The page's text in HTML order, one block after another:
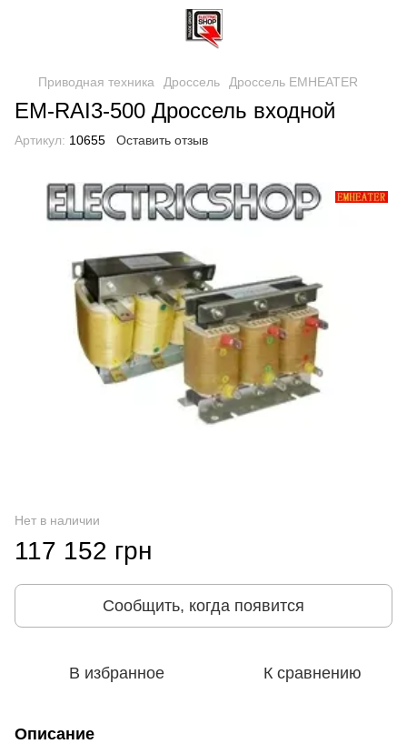
Приводная техника Дроссель Дроссель EMHEATER
EM-RAI3-500 Дроссель входной
Артикул: 10655 Оставить отзыв
Нет в наличии
117 152 грн
Сообщить, когда появится
В избранное К сравнению
Описание